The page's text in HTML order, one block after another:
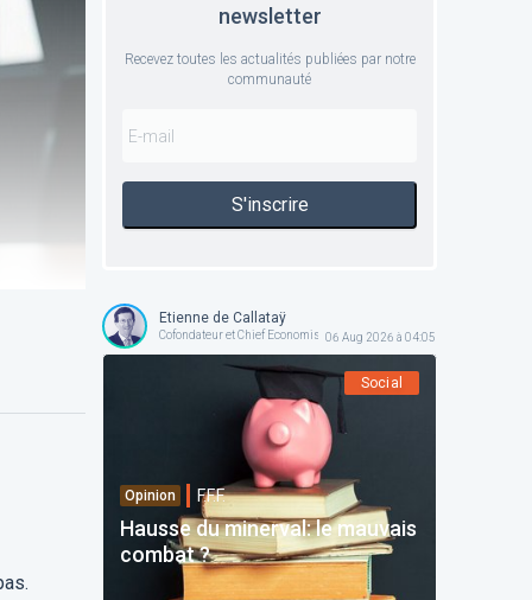
newsletter
Recevez toutes les actualités publiées par notre
communauté
S'inscrire
Etienne de Callataÿ
Cofondateur et Chief Economist @ Orcadia Asset Management
06 Aug 2026 à 04:05
Social
Opinion F.F.F.
Hausse du minerval: le mauvais
combat ?